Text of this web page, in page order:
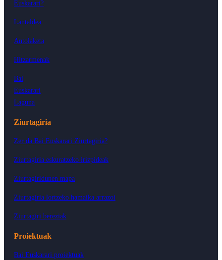
Euskarari?
Lantaldea
Antolaketa
Hitzarmenak
Bai
Euskarari
Laguna
Ziurtagiria
Zer da Bai Euskarari Ziurtagiria?
Ziurtagiria eskuratzeko irizpideak
Ziurtagiridunen mapa
Ziurtagiria lortzeko hamaika arrazoi
Ziurtagiri bereziak
Proiektuak
Bai Euskarari proiektuak